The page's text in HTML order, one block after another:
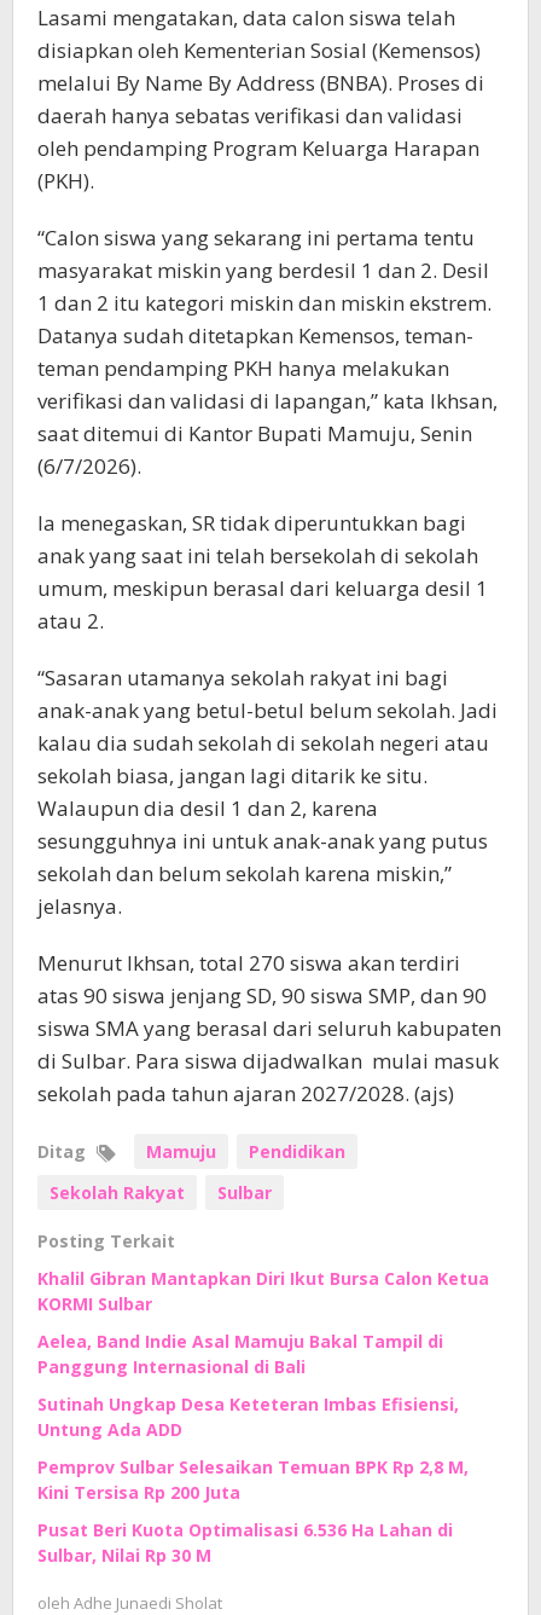
Lasami mengatakan, data calon siswa telah
disiapkan oleh Kementerian Sosial (Kemensos)
melalui By Name By Address (BNBA). Proses di
daerah hanya sebatas verifikasi dan validasi
oleh pendamping Program Keluarga Harapan
(PKH).
“Calon siswa yang sekarang ini pertama tentu
masyarakat miskin yang berdesil 1 dan 2. Desil
1 dan 2 itu kategori miskin dan miskin ekstrem.
Datanya sudah ditetapkan Kemensos, teman-
teman pendamping PKH hanya melakukan
verifikasi dan validasi di lapangan,” kata Ikhsan,
saat ditemui di Kantor Bupati Mamuju, Senin
(6/7/2026).
Ia menegaskan, SR tidak diperuntukkan bagi
anak yang saat ini telah bersekolah di sekolah
umum, meskipun berasal dari keluarga desil 1
atau 2.
“Sasaran utamanya sekolah rakyat ini bagi
anak-anak yang betul-betul belum sekolah. Jadi
kalau dia sudah sekolah di sekolah negeri atau
sekolah biasa, jangan lagi ditarik ke situ.
Walaupun dia desil 1 dan 2, karena
sesungguhnya ini untuk anak-anak yang putus
sekolah dan belum sekolah karena miskin,”
jelasnya.
Menurut Ikhsan, total 270 siswa akan terdiri
atas 90 siswa jenjang SD, 90 siswa SMP, dan 90
siswa SMA yang berasal dari seluruh kabupaten
di Sulbar. Para siswa dijadwalkan mulai masuk
sekolah pada tahun ajaran 2027/2028. (ajs)
Ditag Mamuju
Pendidikan
Sekolah Rakyat
Sulbar
Posting Terkait
Khalil Gibran Mantapkan Diri Ikut Bursa Calon Ketua
KORMI Sulbar
Aelea, Band Indie Asal Mamuju Bakal Tampil di
Panggung Internasional di Bali
Sutinah Ungkap Desa Keteteran Imbas Efisiensi,
Untung Ada ADD
Pemprov Sulbar Selesaikan Temuan BPK Rp 2,8 M,
Kini Tersisa Rp 200 Juta
Pusat Beri Kuota Optimalisasi 6.536 Ha Lahan di
Sulbar, Nilai Rp 30 M
oleh Adhe Junaedi Sholat